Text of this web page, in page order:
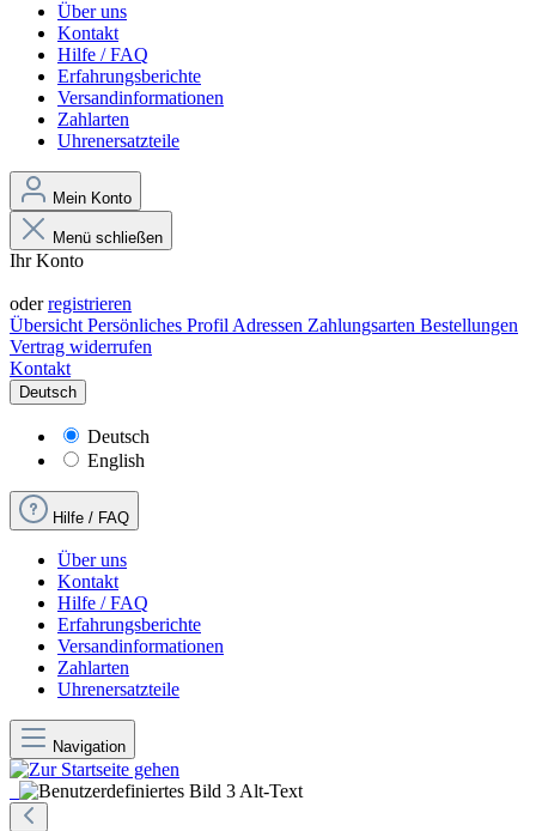
Über uns
Kontakt
Hilfe / FAQ
Erfahrungsberichte
Versandinformationen
Zahlarten
Uhrenersatzteile
Mein Konto
Menü schließen
Ihr Konto
oderregistrieren
Übersicht Persönliches Profil Adressen Zahlungsarten Bestellungen
Vertrag widerrufen
Kontakt
Deutsch
Deutsch
English
Hilfe / FAQ
Über uns
Kontakt
Hilfe / FAQ
Erfahrungsberichte
Versandinformationen
Zahlarten
Uhrenersatzteile
Navigation